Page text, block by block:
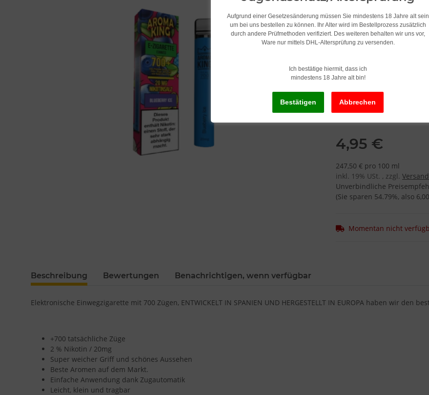
Hersteller: Aroma King
Bitte beachten Sie: Aus
Blueberry Ice Momentan
4,95 €
247,50 € pro 100 ml
inkl. 19% USt. , zzgl. Versand
Unverbindliche
(Sie sparen 54.79%, also
Momentan nicht
Beschreibung Bewertungen Benachrichtigen, wenn verfügbar
Elektronische Einwegzigarette mit 700 Zügen, ENTWICKELT IN SPANIEN UND HERGESTELLT IN EUROPA haben wir den
+700 tatsächliche Züge
2 % Nikotin / 20mg
Super weicher Griff und schönes Aussehen
Beste Aromen auf dem Markt.
Einfache Anwendung dank Zugautomatik
Leicht, klein und tragbar
Aufgrund einer Gesetzesänderung müssen Sie mindestens 18 Jahre alt sein
um bei uns bestellen zu können. Ihr Alter wird im Bestellprozess zusätzlich
durch andere Prüfmethoden verifiziert. Des weiteren behalten wir uns vor,
Ware nur mittels DHL-Altersprüfung zu versenden.
Ich bestätige hiermit, dass ich
mindestens 18 Jahre alt bin!